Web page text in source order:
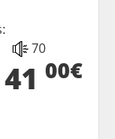
70
41 00€